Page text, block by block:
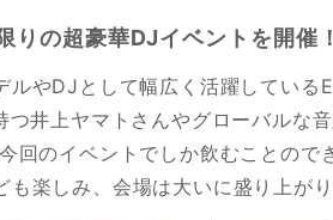
の超豪華DJイベントを開催！
やDJとして幅広く活躍してい
井上ヤマトさんやグローバルな
回のイベントでしか飲むことの
楽しみ、会場は大いに盛り上がり